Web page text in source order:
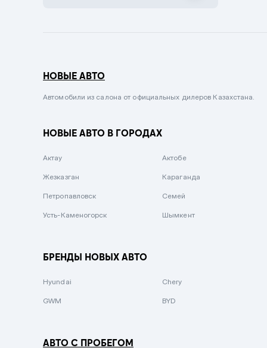
Сиреневый металлик
Вишневый
Зеленый металлик
НОВЫЕ АВТО
Автомобили из салона от официальных дилеров Казахстана.
НОВЫЕ АВТО В ГОРОДАХ
Актау Актобе
Жезказган Караганда
Петропавловск Семей
Усть-Каменогорск Шымкент
БРЕНДЫ НОВЫХ АВТО
Hyundai Chery
GWM BYD
АВТО С ПРОБЕГОМ